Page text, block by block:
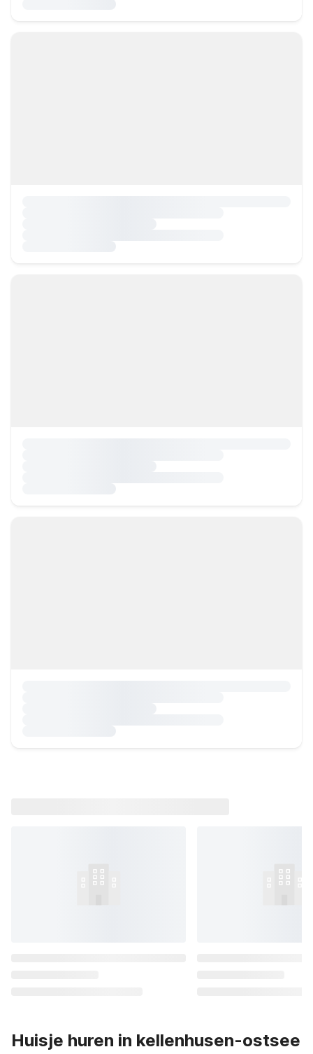
Huisje huren in kellenhusen-ostsee